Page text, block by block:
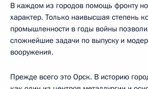
В каждом из городов помощь фронту
характер. Только наивысшая степень
промышленности в годы войны
сложнейшие задачи по выпуску и
вооружения.
Прежде всего это Орск. В историю